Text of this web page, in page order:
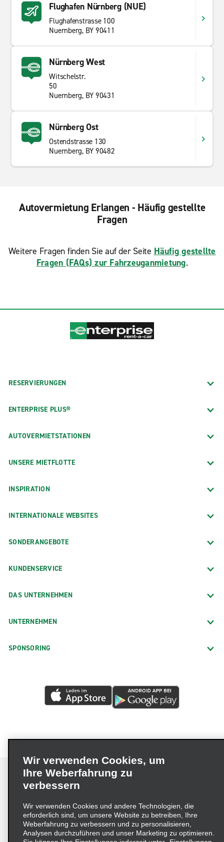
Flughafen Nürnberg (NUE)
Flughafenstrasse 100
Nuernberg, BY 90411
Nürnberg West
Witschelstr.
50
Nuernberg, BY 90431
Nürnberg Ost
Ostendstrasse 130
Nuernberg, BY 90482
Autovermietung Erlangen - Häufig gestellte
Fragen
Weitere Fragen finden Sie auf der Seite Häufig gestellte
Fragen (FAQs) zur Fahrzeuganmietung.
RESERVIERUNGEN
ENTERPRISE PLUS®
AUTOVERMIETSTATIONEN
UNSERE MIETFLOTTE
INSPIRATION
INTERNATIONALE WEBSITES
SONDERANGEBOTE
KUNDENSERVICE
DAS UNTERNEHMEN
UNTERNEHMEN
SPONSORING
Impressum Nutzungsbedingungen
Datenschutzrichtlinie
Cookie-Richtlinie
Datenschutzoptionen
Lieferkettensorgfaltspflichtengesetz (LkSG) Grundsatzerklärung
Wir verwenden Cookies, um
Ihre Weberfahrung zu
verbessern
Wir verwenden Cookies und andere Technologien, die
erforderlich sind, um unsere Website zu betreiben, Ihre
Weberfahrung zu verbessern und zu personalisieren,
Analysen durchzuführen und unser Marketing zu optimieren.